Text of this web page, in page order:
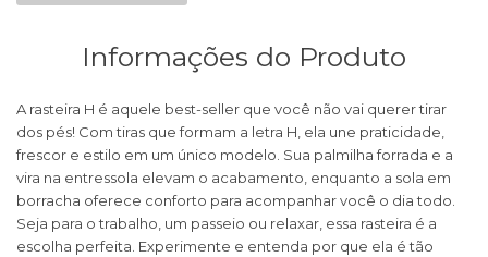
Informações do Produto
A rasteira H é aquele best-seller que você não vai querer tirar
dos pés! Com tiras que formam a letra H, ela une praticidade,
frescor e estilo em um único modelo. Sua palmilha forrada e a
vira na entressola elevam o acabamento, enquanto a sola em
borracha oferece conforto para acompanhar você o dia todo.
Seja para o trabalho, um passeio ou relaxar, essa rasteira é a
escolha perfeita. Experimente e entenda por que ela é tão